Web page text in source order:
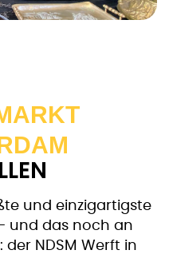
und einzigartigste
und das noch an
NDSM Werft in